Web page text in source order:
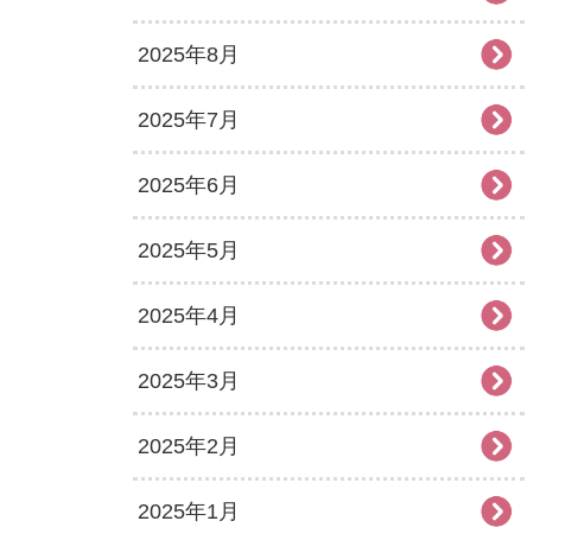
2025年8月
2025年7月
2025年6月
2025年5月
2025年4月
2025年3月
2025年2月
2025年1月